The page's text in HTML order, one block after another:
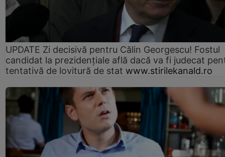
UPDATE Zi decisivă pentru Călin Georgescu! Fostul
candidat la prezidențiale află dacă va fi judecat
tentativă de lovitură de stat www.stirilekanald.ro